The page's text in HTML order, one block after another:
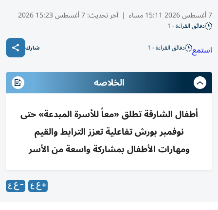
7 أغسطس 2026 15:11 مساء | آخر تحديث:7 أغسطس 15:23 2026
دقائق القراءة - 1
استمع دقائق القراءة - 1 شارك
الخلاصه
أطفال الشارقة تطلق «معاً للأسرة المبدعة» حتى
نوفمبر بورش تفاعلية تعزز الترابط والقيم
ومهارات الأطفال بمشاركة واسعة من الأسر